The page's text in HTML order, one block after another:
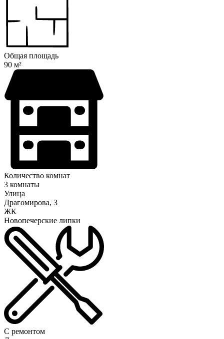
Общая площадь
90 м²
Количество комнат
3 комнаты
Улица
Драгомирова, 3
ЖК
Новопечерские липки
С ремонтом